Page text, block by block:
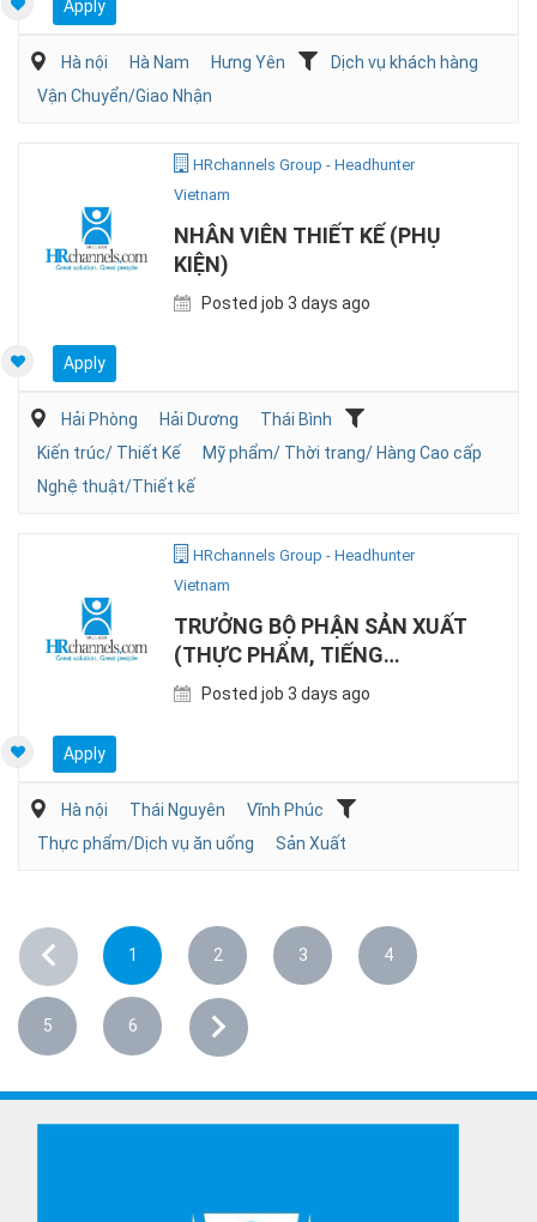
Apply
Hà nội Hà Nam Hưng Yên
Dịch vụ khách hàng
Vận Chuyển/Giao Nhận
HRchannels Group - Headhunter
Vietnam
NHÂN VIÊN THIẾT KẾ (PHỤ
KIỆN)
Posted job 3 days ago
Apply
Hải Phòng Hải Dương
Thái Bình
Kiến trúc/ Thiết Kế
Mỹ phẩm/ Thời trang/ Hàng Cao cấp
Nghệ thuật/Thiết kế
HRchannels Group - Headhunter
Vietnam
TRƯỞNG BỘ PHẬN SẢN XUẤT
(THỰC PHẨM, TIẾNG
ANH/NHẬT)
Posted job 3 days ago
Apply
Hà nội Thái Nguyên
Vĩnh Phúc
Thực phẩm/Dịch vụ ăn uống
Sản Xuất
1 2 3 4
5 6